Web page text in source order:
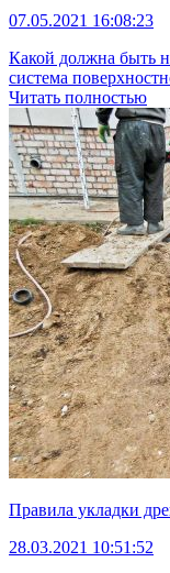
07.05.2021 16:08:23
Какой должна быть
система
Читать полностью
Правила укладки
28.03.2021 10:51:52